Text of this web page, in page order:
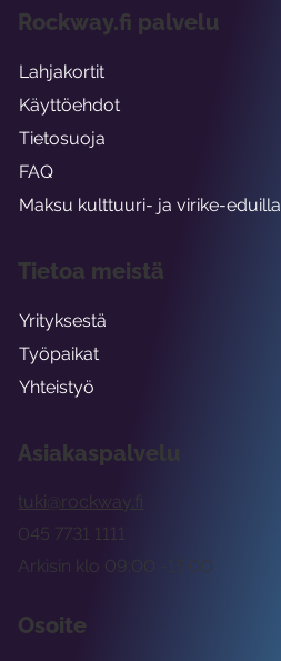
Asiakaspalvelu
tuki@rockway.fi
Arkisin klo 09:00 -15:00
045 7731 1111
Osoite
Rockway.fi palvelu
Lahjakortit
Käyttöehdot
Tietosuoja
FAQ
Maksu kulttuuri- ja virike-eduilla
Tietoa meistä
Yrityksestä
Työpaikat
Yhteistyö